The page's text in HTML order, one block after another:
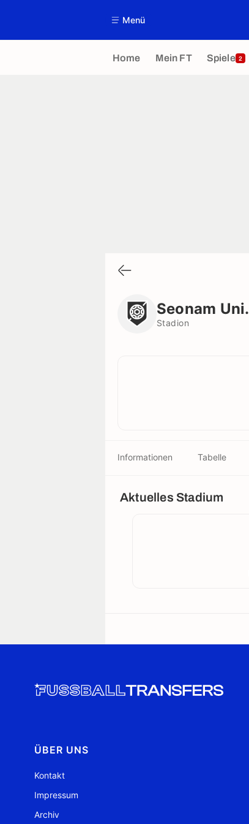
Menü
Home Mein FT Spiele 2
Seonam Uni.
Stadion
Informationen Tabelle
Aktuelles Stadium
ÜBER UNS
Kontakt
Impressum
Archiv